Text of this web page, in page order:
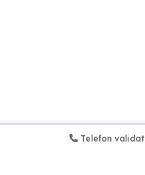
Telefon validat